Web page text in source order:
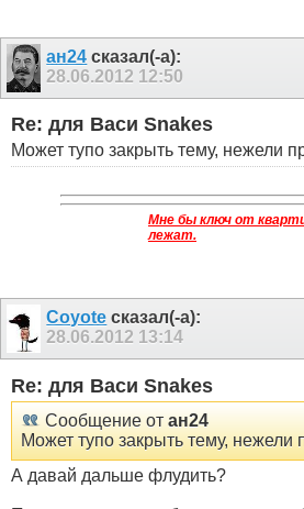
ан24 сказал(-а):
28.06.2012 12:50
Re: для Васи Snakes
Может тупо закрыть тему, нежели
Мне бы ключ от
лежат.
Coyote сказал(-а):
28.06.2012 13:14
Re: для Васи Snakes
Сообщение от ан24
Может тупо закрыть тему, нежели
А давай дальше флудить?